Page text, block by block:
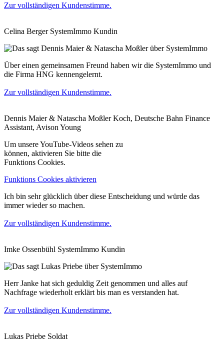
Zur vollständigen Kundenstimme.
Celina Berger SystemImmo Kundin
Über einen gemeinsamen Freund haben wir die SystemImmo und
die Firma HNG kennengelernt.
Zur vollständigen Kundenstimme.
Dennis Maier & Natascha MoßlerKoch, Deutsche Bahn Finance
Assistant, Avison Young
Um unsere YouTube-Videos sehen zu
können, aktivieren Sie bitte die
Funktions Cookies.
Funktions Cookies aktivieren
Ich bin sehr glücklich über diese Entscheidung und würde das
immer wieder so machen.
Zur vollständigen Kundenstimme.
Imke Ossenbühl SystemImmo Kundin
Herr Janke hat sich geduldig Zeit genommen und alles auf
Nachfrage wiederholt erklärt bis man es verstanden hat.
Zur vollständigen Kundenstimme.
Lukas Priebe Soldat